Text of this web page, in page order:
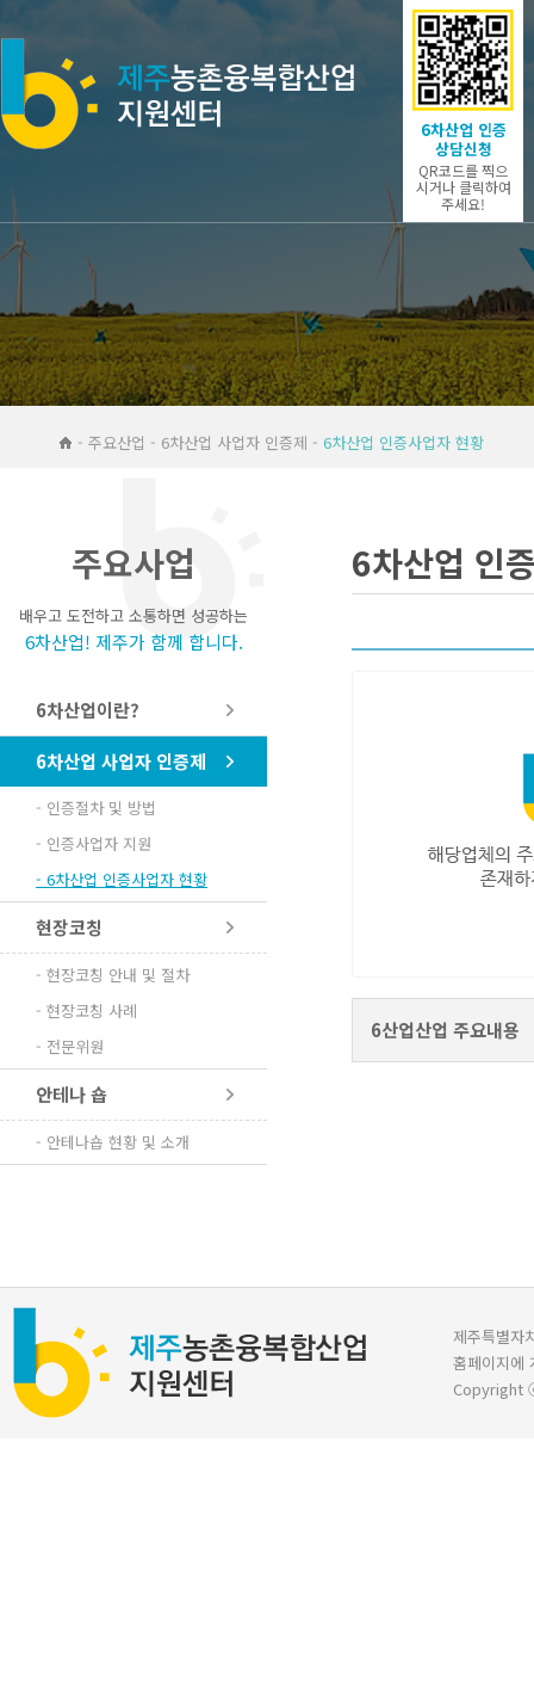
6차산업 인증
상담신청
QR코드를 찍으
시거나 클릭하여
주세요!
- 주요산업 - 6차산업 사업자 인증제 - 6차산업 인증사업자 현황
주요사업
배우고 도전하고 소통하면 성공하는
6차산업! 제주가 함께 합니다.
6차산업이란?
6차산업 사업자 인증제
- 인증절차 및 방법
- 인증사업자 지원
- 6차산업 인증사업자 현황
현장코칭
- 현장코칭 안내 및 절차
- 현장코칭 사례
- 전문위원
안테나 숍
- 안테나숍 현황 및 소개
6차산업 인
6산업산업 주요내용
제주특별자
홈페이지에
Copyright